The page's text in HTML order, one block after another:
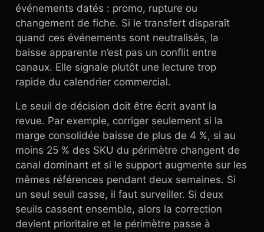
événements datés : promo, rupture ou
changement de fiche. Si le transfert disparaît
quand ces événements sont neutralisés, la
baisse apparente n’est pas un conflit entre
canaux. Elle signale plutôt une lecture trop
rapide du calendrier commercial.
Le seuil de décision doit être écrit avant la
revue. Par exemple, corriger seulement si la
marge consolidée baisse de plus de 4 %, si au
moins 25 % des SKU du périmètre changent de
canal dominant et si le support augmente sur les
mêmes références pendant deux semaines. Si
un seul seuil casse, il faut surveiller. Si deux
seuils cassent ensemble, alors la correction
devient prioritaire et le périmètre passe à